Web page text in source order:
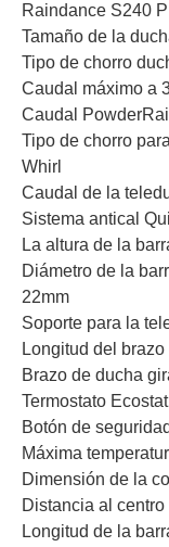
Raindance S240
Tamaño de la
Tipo de chorro
Caudal máximo a
Caudal
Tipo de chorro
Whirl
Caudal de la
Sistema antical
La altura de la
Diámetro de la
22mm
Soporte para la
Longitud del
Brazo de ducha
Termostato
Botón de
Máxima
Dimensión de la
Distancia al
Longitud de la